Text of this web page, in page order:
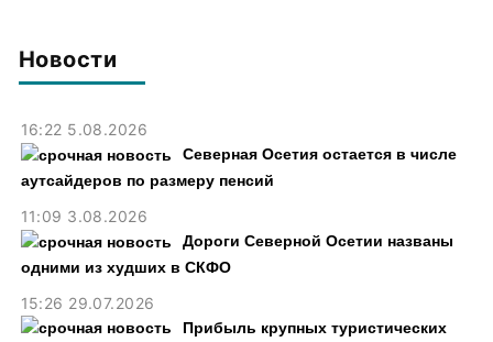
Новости
16:22 5.08.2026
Северная Осетия остается в числе
аутсайдеров по размеру пенсий
11:09 3.08.2026
Дороги Северной Осетии названы
одними из худших в СКФО
15:26 29.07.2026
Прибыль крупных туристических